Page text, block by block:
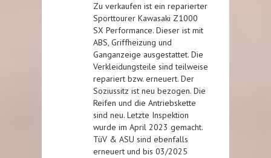
Zu verkaufen ist ein reparierter
Sporttourer Kawasaki Z1000
SX Performance. Dieser ist mit
ABS, Griffheizung und
Ganganzeige ausgestattet. Die
Verkleidungsteile sind teilweise
repariert bzw. erneuert. Der
Soziussitz ist neu bezogen. Die
Reifen und die Antriebskette
sind neu. Letzte Inspektion
wurde im April 2023 gemacht.
TüV & ASU sind ebenfalls
erneuert und bis 03/2025